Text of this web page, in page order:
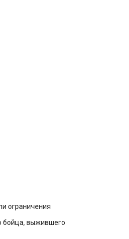
ограничения
бойца, выжившего